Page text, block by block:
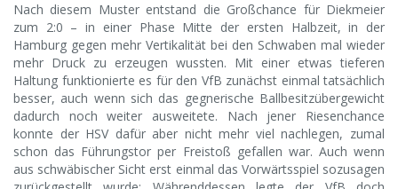
Nach diesem Muster entstand die Großchance für Diekmeier
zum 2:0 – in einer Phase Mitte der ersten Halbzeit, in der
Hamburg gegen mehr Vertikalität bei den Schwaben mal wieder
mehr Druck zu erzeugen wussten. Mit einer etwas tieferen
Haltung funktionierte es für den VfB zunächst einmal tatsächlich
besser, auch wenn sich das gegnerische Ballbesitzübergewicht
dadurch noch weiter ausweitete. Nach jener Riesenchance
konnte der HSV dafür aber nicht mehr viel nachlegen, zumal
schon das Führungstor per Freistoß gefallen war. Auch wenn
aus schwäbischer Sicht erst einmal das Vorwärtsspiel sozusagen